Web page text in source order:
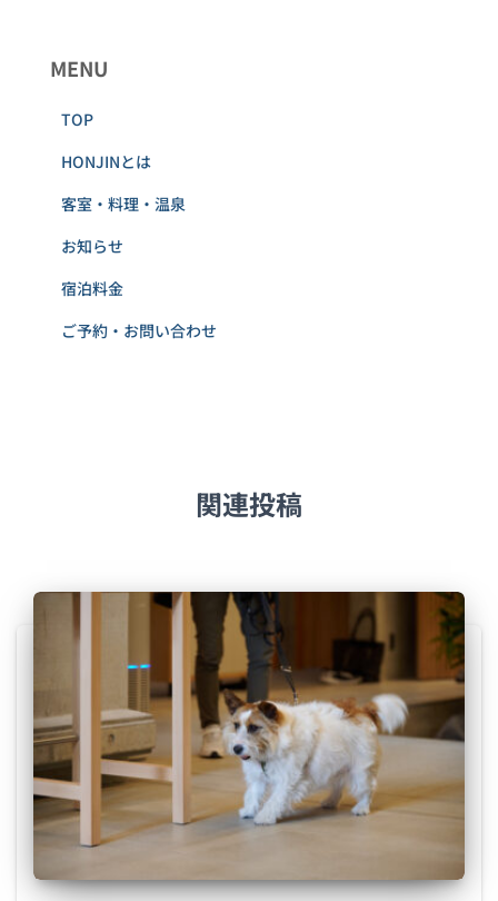
MENU
TOP
HONJINとは
客室・料理・温泉
お知らせ
宿泊料金
ご予約・お問い合わせ
関連投稿